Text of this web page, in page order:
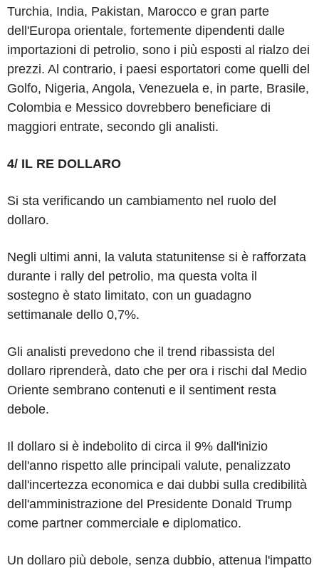
Turchia, India, Pakistan, Marocco e gran parte
dell'Europa orientale, fortemente dipendenti dalle
importazioni di petrolio, sono i più esposti al rialzo dei
prezzi. Al contrario, i paesi esportatori come quelli del
Golfo, Nigeria, Angola, Venezuela e, in parte, Brasile,
Colombia e Messico dovrebbero beneficiare di
maggiori entrate, secondo gli analisti.
4/ IL RE DOLLARO
Si sta verificando un cambiamento nel ruolo del
dollaro.
Negli ultimi anni, la valuta statunitense si è rafforzata
durante i rally del petrolio, ma questa volta il
sostegno è stato limitato, con un guadagno
settimanale dello 0,7%.
Gli analisti prevedono che il trend ribassista del
dollaro riprenderà, dato che per ora i rischi dal Medio
Oriente sembrano contenuti e il sentiment resta
debole.
Il dollaro si è indebolito di circa il 9% dall'inizio
dell'anno rispetto alle principali valute, penalizzato
dall'incertezza economica e dai dubbi sulla credibilità
dell'amministrazione del Presidente Donald Trump
come partner commerciale e diplomatico.
Un dollaro più debole, senza dubbio, attenua l'impatto